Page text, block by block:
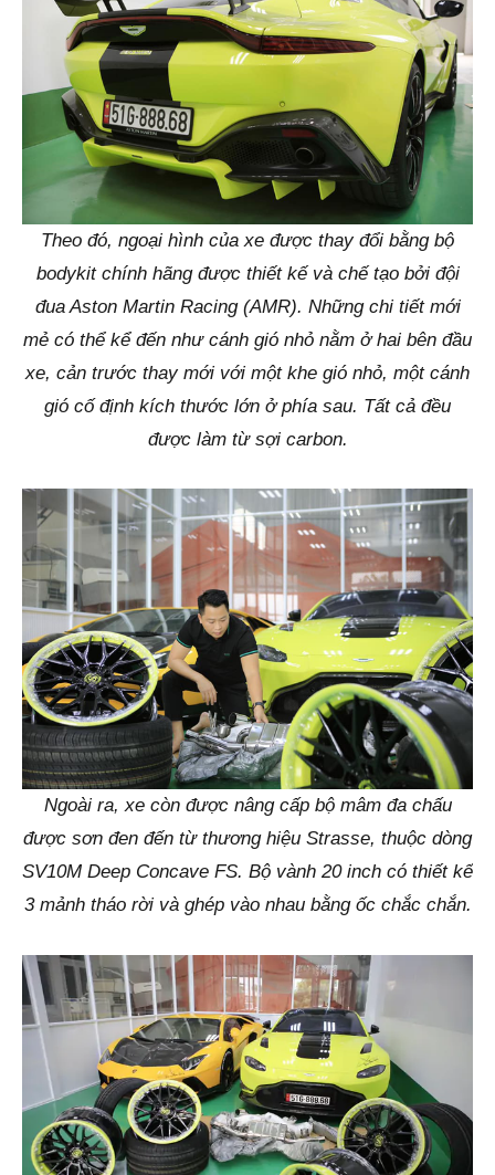
Theo đó, ngoại hình của xe được thay đổi bằng bộ
bodykit chính hãng được thiết kế và chế tạo bởi đội
đua Aston Martin Racing (AMR). Những chi tiết mới
mẻ có thể kể đến như cánh gió nhỏ nằm ở hai bên đầu
xe, cản trước thay mới với một khe gió nhỏ, một cánh
gió cố định kích thước lớn ở phía sau. Tất cả đều
được làm từ sợi carbon.
Ngoài ra, xe còn được nâng cấp bộ mâm đa chấu
được sơn đen đến từ thương hiệu Strasse, thuộc dòng
SV10M Deep Concave FS. Bộ vành 20 inch có thiết kế
3 mảnh tháo rời và ghép vào nhau bằng ốc chắc chắn.